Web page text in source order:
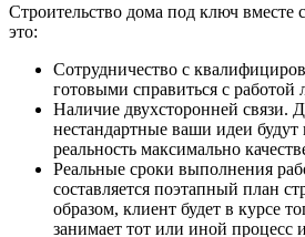
Строительство дома под ключ вместе
это:
Сотрудничество с
готовыми справиться с
Наличие двухсторонней связи.
нестандартные ваши идеи
реальность максимально
Реальные сроки выполнения
составляется поэтапный план
образом, клиент будет в курсе
занимает тот или иной процесс